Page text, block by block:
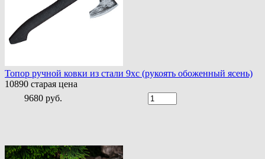
Топор ручной ковки из стали 9хс (рукоять обоженный ясень)
10890 старая цена
9680 руб.